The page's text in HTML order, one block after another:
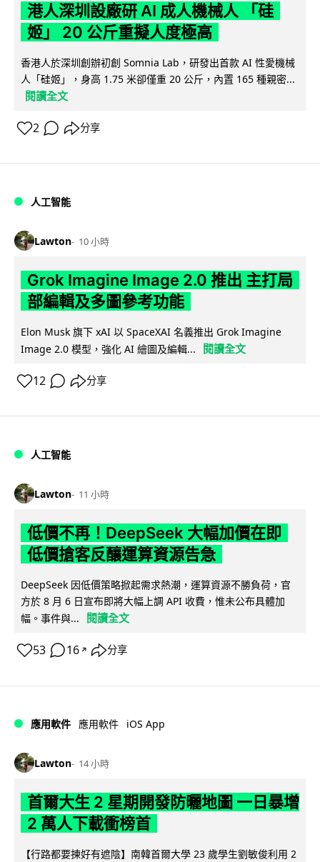
港人深圳設廠研 AI 成人機械人 「硅
姬」 20 公斤重擬人度極高
香港人於深圳創辦初創 Somnia Lab，研發出首款 AI 性愛機械
人「硅姬」，身高 1.75 米卻僅重 20 公斤，內置 165 種親密...
閱讀全文
2 分享
人工智能
Lawton 10 小時
Grok Imagine Image 2.0 推出 主打局
部編輯及多圖參考功能
Elon Musk 旗下 xAI 以 SpaceXAI 名義推出 Grok Imagine
Image 2.0 模型，強化 AI 繪圖及編輯...
閱讀全文
12 分享
人工智能
Lawton 11 小時
低價不再！DeepSeek 大幅加價在即
低價搶客反釀運算資源告急
DeepSeek 因低價策略掀起需求熱潮，運算資源不勝負荷，官
方於 8 月 6 日宣布即將大幅上調 API 收費，惟未公布具體加
幅。事件與...
閱讀全文
53 16 ↗ 分享
應用軟件 應用軟件 iOS App
Lawton 14 小時
首爾大生 2 星期開發防曬地圖 一日暴增
2 萬人下載衝榜首
【行路都要揀好有遮陰】南韓首爾大學 23 歲學生劉敏俊利用 2